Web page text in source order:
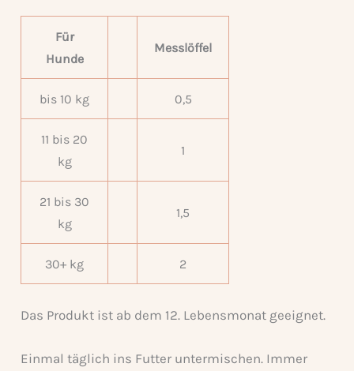
Für
Hunde
Messlöffel
bis 10 kg 0,5
11 bis 20
kg
1
21 bis 30
kg
1,5
30+ kg 2
Das Produkt ist ab dem 12. Lebensmonat geeignet.
Einmal täglich ins Futter untermischen. Immer